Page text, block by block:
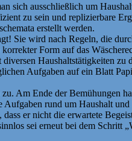
sich ausschließlich um
zu sein und replizierbare
erstellt werden.
Sie wird nach Regeln, die
Form auf das
diversen Haushaltstätigkeiten zu
Aufgaben auf ein Blatt
Am Ende der Bemühungen
rund um Haushalt
er nicht die erwartete
sei erneut bei dem Schritt